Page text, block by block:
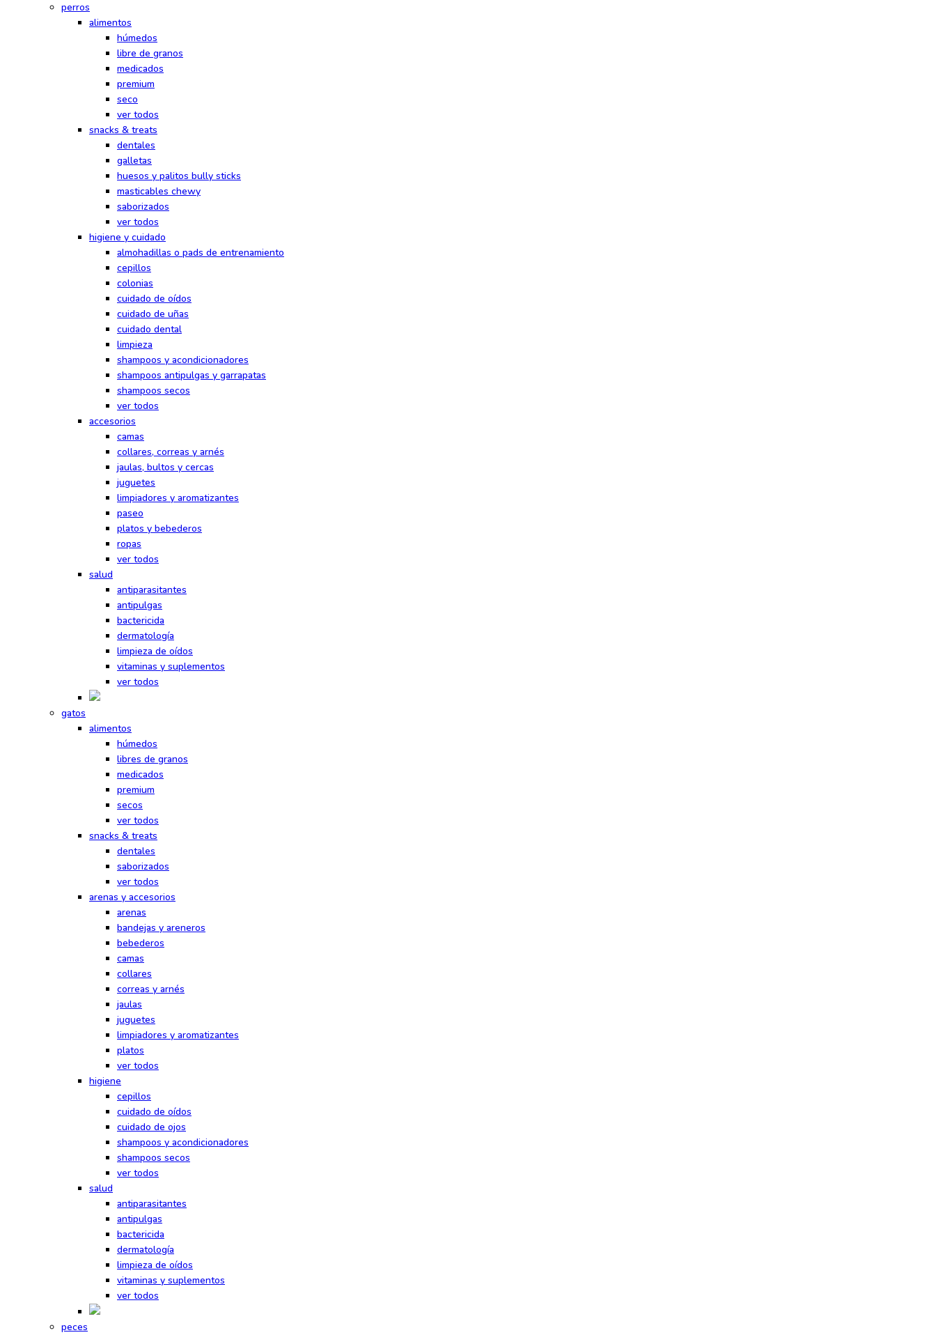
perros
alimentos
húmedos
libre de granos
medicados
premium
seco
ver todos
snacks & treats
dentales
galletas
huesos y palitos bully sticks
masticables chewy
saborizados
ver todos
higiene y cuidado
almohadillas o pads de entrenamiento
cepillos
colonias
cuidado de oídos
cuidado de uñas
cuidado dental
limpieza
shampoos y acondicionadores
shampoos antipulgas y garrapatas
shampoos secos
ver todos
accesorios
camas
collares, correas y arnés
jaulas, bultos y cercas
juguetes
limpiadores y aromatizantes
paseo
platos y bebederos
ropas
ver todos
salud
antiparasitantes
antipulgas
bactericida
dermatología
limpieza de oídos
vitaminas y suplementos
ver todos
gatos
alimentos
húmedos
libres de granos
medicados
premium
secos
ver todos
snacks & treats
dentales
saborizados
ver todos
arenas y accesorios
arenas
bandejas y areneros
bebederos
camas
collares
correas y arnés
jaulas
juguetes
limpiadores y aromatizantes
platos
ver todos
higiene
cepillos
cuidado de oídos
cuidado de ojos
shampoos y acondicionadores
shampoos secos
ver todos
salud
antiparasitantes
antipulgas
bactericida
dermatología
limpieza de oídos
vitaminas y suplementos
ver todos
peces